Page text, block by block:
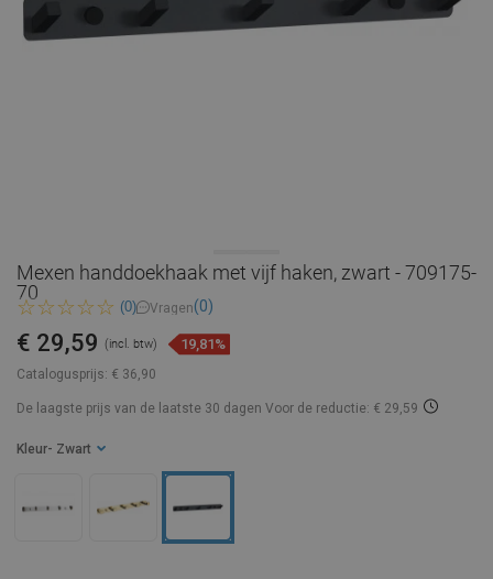
Mexen handdoekhaak met vijf haken, zwart - 709175-
70
(0) Vragen(0)
Catalogusprijs: € 36,90
€ 29,59 (incl. btw) 19,81%
De laagste prijs van de laatste 30 dagen Voor de reductie: € 29,59
Kleur - Zwart